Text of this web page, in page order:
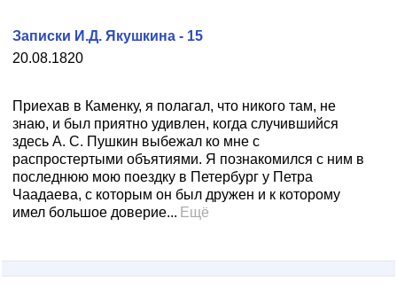
20.08.1820
Записки И.Д. Якушкина - 15
Приехав в Каменку, я полагал, что никого там, не
знаю, и был приятно удивлен, когда случившийся
здесь А. С. Пушкин выбежал ко мне с
распростертыми объятиями. Я познакомился с ним в
последнюю мою поездку в Петербург у Петра
Чаадаева, с которым он был дружен и к которому
имел большое доверие... Ещё